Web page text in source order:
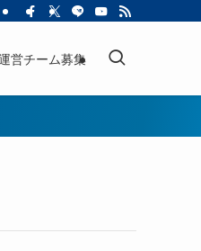
営チーム募集